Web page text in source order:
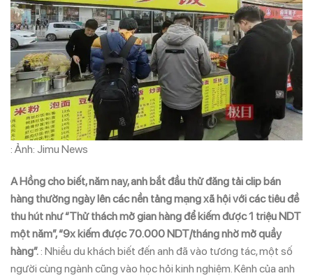
: Ảnh: Jimu News
A Hồng cho biết, năm nay, anh bắt đầu thử đăng tải clip bán
hàng thường ngày lên các nền tảng mạng xã hội với các tiêu đề
thu hút như “Thử thách mở gian hàng để kiếm được 1 triệu NDT
một năm”, “9x kiếm được 70.000 NDT/tháng nhờ mở quầy
hàng”. : Nhiều du khách biết đến anh đã vào tương tác, một số
người cùng ngành cũng vào học hỏi kinh nghiệm. Kênh của anh